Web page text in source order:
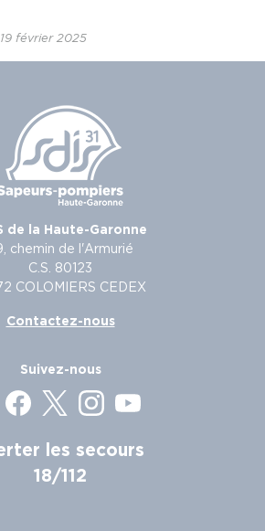
février 2025
de la Haute-Garonne
chemin de l'Armurié
C.S. 80123
COLOMIERS CEDEX
Contactez-nous
Suivez-nous
les secours
18/112